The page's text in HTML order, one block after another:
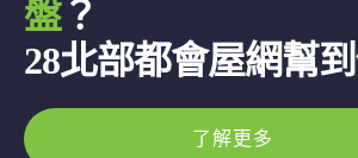
盤？
28北部都會屋網幫到
了解更多